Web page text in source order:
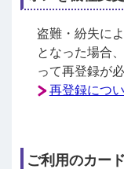
盗難・紛失に
となった場合
って再登録が
再登録につ
ご利用のカー